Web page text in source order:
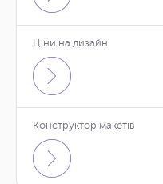
Ціни на дизайн
Конструктор макетів